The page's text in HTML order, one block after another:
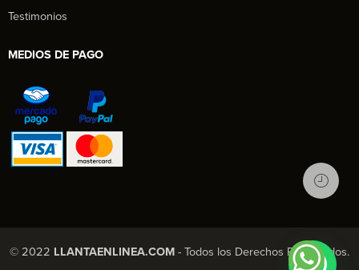
Testimonios
MEDIOS DE PAGO
© 2022 LLANTAENLINEA.COM - Todos los Derechos Reservados.